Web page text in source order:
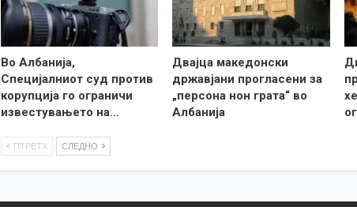
Во Албанија,
Специјалниот суд против
корупција го ограничи
известувањето на…
Двајца македонски
државјани прогласени за
„персона нон грата“ во
Албанија
ПТРЕТХ СЛЕДНО